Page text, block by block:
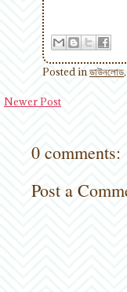
Posted inডাউনলোড
Newer Post
0 comments:
Post a